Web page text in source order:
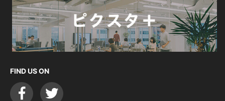
FIND US ON